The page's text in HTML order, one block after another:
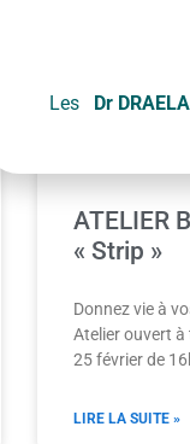
ATELIER
« Strip »
Donnez vie à
Atelier ouvert
25 février de
LIRE LA SUITE »
Les Dr